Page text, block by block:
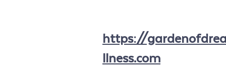
https://
llness.com